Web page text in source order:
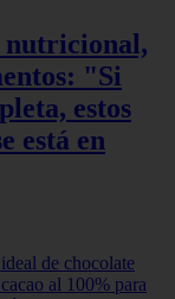
nutricional,
"Si
estos
está en